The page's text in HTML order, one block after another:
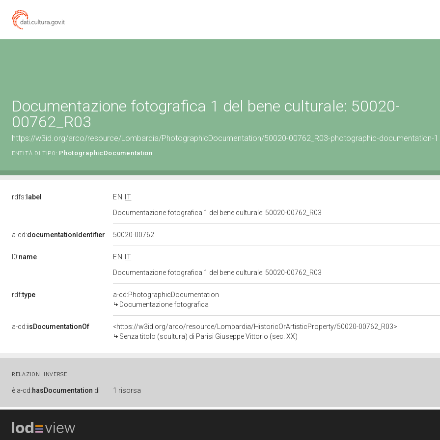
Documentazione fotografica 1 del bene culturale: 50020-
00762_R03
https://w3id.org/arco/resource/Lombardia/PhotographicDocumentation/50020-00762_R03-photographic-documentation-1
ENTITÀ DI TIPO: PhotographicDocumentation
rdfs: label EN
IT
Documentazione fotografica 1 del bene culturale: 50020-00762_R03
a-cd:documentationIdentifier 50020-00762
l0:name EN
IT
Documentazione fotografica 1 del bene culturale: 50020-00762_R03
rdf:type
a-cd:PhotographicDocumentation
Documentazione fotografica
a-cd:isDocumentationOf
<https://w3id.org/arco/resource/Lombardia/HistoricOrArtisticProperty/50020-00762_R03>
Senza titolo (scultura) di Parisi Giuseppe Vittorio (sec. XX)
RELAZIONI INVERSE
è a-cd:hasDocumentation di 1 risorsa